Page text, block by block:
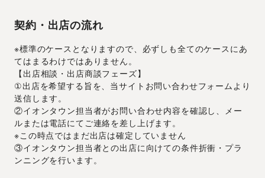
契約・出店の流れ
※標準のケースとなりますので、必ずしも全てのケースにあ
てはまるわけではありません。
【出店相談・出店商談フェーズ】
①出店を希望する旨を、当サイトお問い合わせフォームより
送信します。
②イオンタウン担当者がお問い合わせ内容を確認し、メー
ルまたは電話にてご連絡を差し上げます。
※この時点ではまだ出店は確定していません
③イオンタウン担当者との出店に向けての条件折衝・プラ
ンニングを行います。